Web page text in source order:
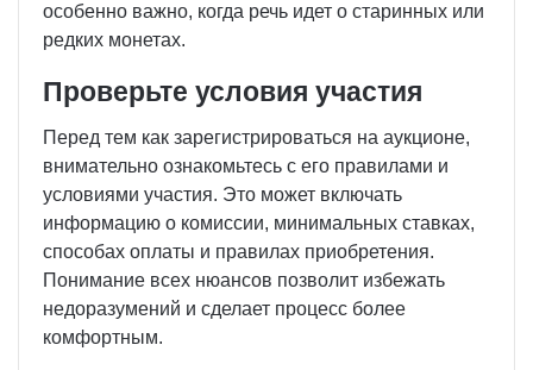
особенно важно, когда речь идет о старинных или
редких монетах.
Проверьте условия участия
Перед тем как зарегистрироваться на аукционе,
внимательно ознакомьтесь с его правилами и
условиями участия. Это может включать
информацию о комиссии, минимальных ставках,
способах оплаты и правилах приобретения.
Понимание всех нюансов позволит избежать
недоразумений и сделает процесс более
комфортным.